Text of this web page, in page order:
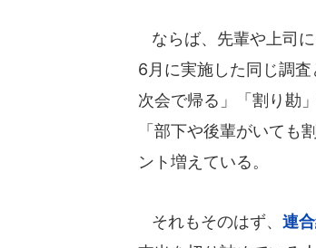
ならば、先輩や上司
6月に実施した同じ調
次会で帰る」「割り勘
「部下や後輩がいても
ント増えている。
それもそのはず、 連